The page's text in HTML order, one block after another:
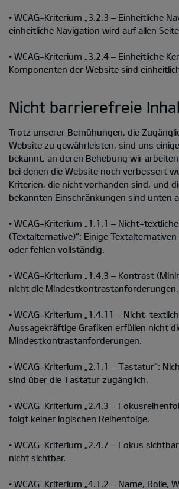
• WCAG-Kriterium „3.2.3 – Einheitliche
einheitliche Navigation wird auf allen
• WCAG-Kriterium „3.2.4 – Einheitliche
Komponenten der Website sind
Nicht barrierefreie
Trotz unserer Bemühungen, die
Website zu gewährleisten, sind uns
bekannt, an deren Behebung wir
bei denen die Website noch verbessert
Kriterien, die nicht vorhanden sind, und
bekannten Einschränkungen sind unten
• WCAG-Kriterium „1.1.1 – Nicht-
(Textalternative)“: Einige
oder fehlen vollständig.
• WCAG-Kriterium „1.4.3 – Kontrast
nicht die Mindestkontrastanforderungen.
• WCAG-Kriterium „1.4.11 – Nicht-
Aussagekräftige Grafiken erfüllen nicht
Mindestkontrastanforderungen.
• WCAG-Kriterium „2.1.1 – Tastatur“:
sind über die Tastatur zugänglich.
• WCAG-Kriterium „2.4.3 –
folgt keiner logischen Reihenfolge.
• WCAG-Kriterium „2.4.7 – Fokus
nicht sichtbar.
• WCAG-Kriterium „4.1.2 – Name, Rolle,